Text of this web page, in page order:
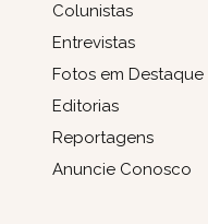
Colunistas
Entrevistas
Fotos em Destaque
Editorias
Reportagens
Anuncie Conosco